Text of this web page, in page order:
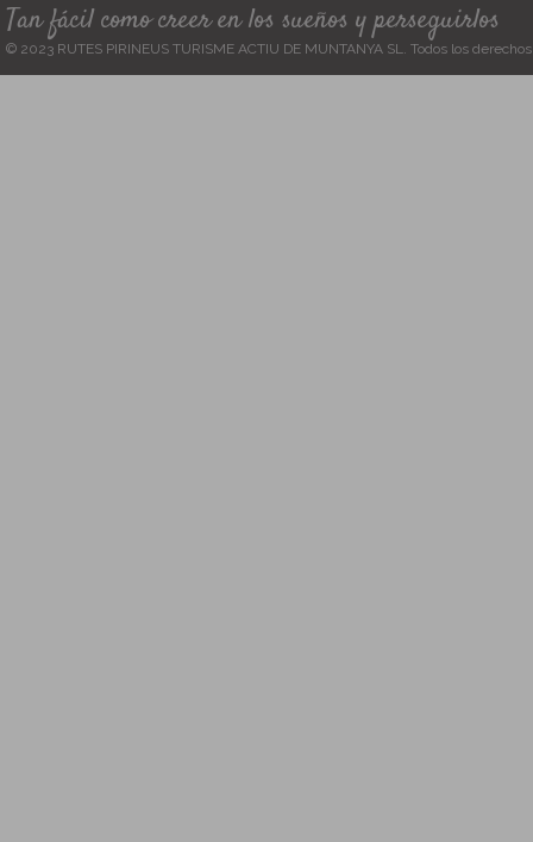
Tan fácil como creer en los sueños y perseguirlos
© 2023 RUTES PIRINEUS TURISME ACTIU DE MUNTANYA SL. Todos los